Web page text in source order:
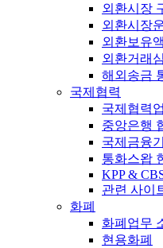
외환시장
외환시장
외환보유액
외환거래
해외송금
국제협력
국제협력
중앙은행
국제금융
통화스왑
KPP &
관련 사이
화폐
화폐업무
현용화폐